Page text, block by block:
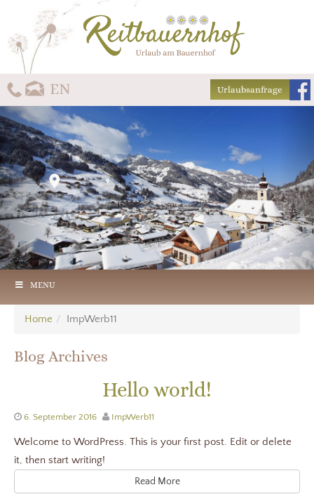
Urlaubsanfrage
MENU
Home ImpWerb11
Blog Archives
Hello world!
6. September 2016 ImpWerb11
Welcome to WordPress. This is your first post. Edit or delete
it, then start writing!
Read More